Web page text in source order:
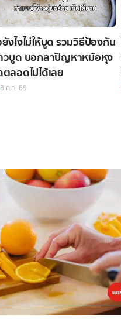
งไงไม่ให้บูด รวมวิธีป้องกัน
วบูด บอกลาปัญหาหม้อหุง
ลอดไปได้เลย
8 ก.ค. 69